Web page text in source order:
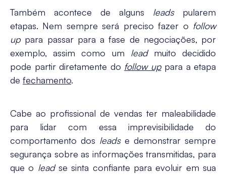
Também acontece de alguns leads pularem
etapas. Nem sempre será preciso fazer o follow
up para passar para a fase de negociações, por
exemplo, assim como um lead muito decidido
pode partir diretamente do follow uppara a etapa
de fechamento.
Cabe ao profissional de vendas ter maleabilidade
para lidar com essa imprevisibilidade do
comportamento dos leads e demonstrar sempre
segurança sobre as informações transmitidas, para
que o leadse sinta confiante para evoluir em sua